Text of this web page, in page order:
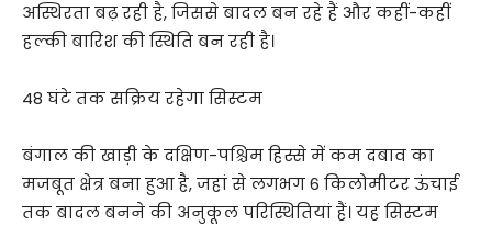
अस्थिरता बढ़ रही है, जिससे बादल बन रहे हैं और कहीं-कहीं
हल्की बारिश की स्थिति बन रही है।
48 घंटे तक सक्रिय रहेगा सिस्टम
बंगाल की खाड़ी के दक्षिण-पश्चिम हिस्से में कम दबाव का
मजबूत क्षेत्र बना हुआ है, जहां से लगभग 6 किलोमीटर ऊंचाई
तक बादल बनने की अनुकूल परिस्थितियां हैं। यह सिस्टम